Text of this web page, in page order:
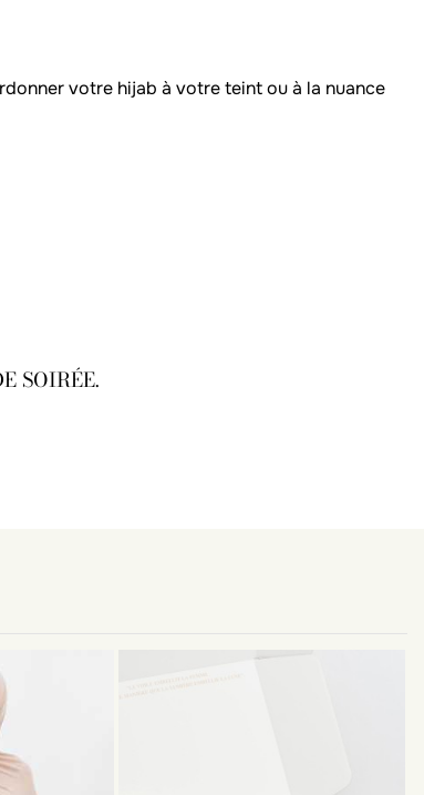
votre hijab à votre teint ou à la nuance
SOIRÉE.